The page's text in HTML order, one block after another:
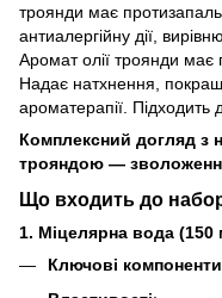
троянди має
антиалергійну дії,
Аромат олії троянди має
Надає натхнення,
ароматерапії. Підходить
Комплексний догляд з
трояндою —
Що входить до
1. Міцелярна вода (150
Ключові компоненти